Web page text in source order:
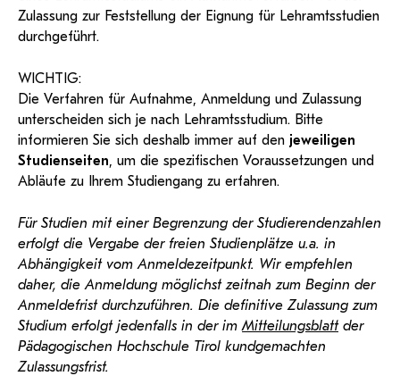
Zulassung zur Feststellung der Eignung für Lehramtsstudien
durchgeführt.
WICHTIG:
Die Verfahren für Aufnahme, Anmeldung und Zulassung
unterscheiden sich je nach Lehramtsstudium. Bitte
informieren Sie sich deshalb immer auf den jeweiligen
Studienseiten, um die spezifischen Voraussetzungen und
Abläufe zu Ihrem Studiengang zu erfahren.
Für Studien mit einer Begrenzung der Studierendenzahlen
erfolgt die Vergabe der freien Studienplätze u.a. in
Abhängigkeit vom Anmeldezeitpunkt. Wir empfehlen
daher, die Anmeldung möglichst zeitnah zum Beginn der
Anmeldefrist durchzuführen. Die definitive Zulassung zum
Studium erfolgt jedenfalls in der imMitteilungsblattder
Pädagogischen Hochschule Tirol kundgemachten
Zulassungsfrist.
Hochschullehrgänge
Thomas Beck, BEd
aufnahmeverfahren@ph-tirol.ac.at
recherchierte Kurzvideos und
Dokumentationen in
öffentlich-rechtlicher Qualität.
wissenschaftlichen Arbeiten
Anleitung
Konto
Web-basiertes Tool zum
sicheren Versand großer
ServiceWebHilfe
BA/MA Anträge,
…
Support-Webadmin
PH Online Hilfe
Hilfe & Support
Bitte kontaktieren Sie unsere Mitarbeiter:innen nicht über
die persönliche Mailadresse, sondern über den oben
angegebenen Hilfebutton.
Ideen und Verbesserungen Campus
Login Webredaktion